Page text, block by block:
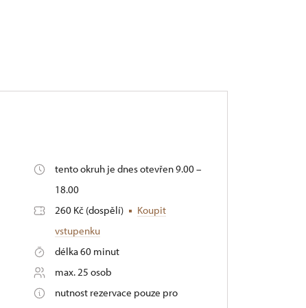
tento okruh je dnes otevřen 9.00 –
18.00
260 Kč (dospělí)
Koupit
vstupenku
délka 60 minut
max. 25 osob
nutnost rezervace pouze pro